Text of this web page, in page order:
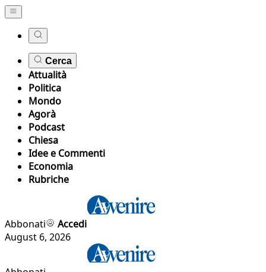
Cerca
Attualità
Politica
Mondo
Agorà
Podcast
Chiesa
Idee e Commenti
Economia
Rubriche
Abbonati
Accedi
August 6, 2026